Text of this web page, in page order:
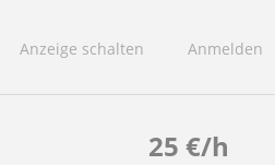
Anzeige schalten Anmelden
25 €/h